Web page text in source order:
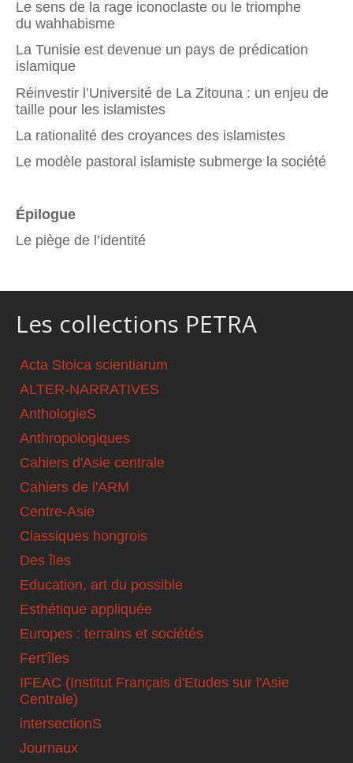
Le sens de la rage iconoclaste ou le triomphe
du wahhabisme
La Tunisie est devenue un pays de prédication
islamique
Réinvestir l’Université de La Zitouna : un enjeu de
taille pour les islamistes
La rationalité des croyances des islamistes
Le modèle pastoral islamiste submerge la société
Épilogue
Le piège de l’identité
Les collections PETRA
Acta Stoica scientiarum
ALTER-NARRATIVES
AnthologieS
Anthropologiques
Cahiers d'Asie centrale
Cahiers de l'ARM
Centre-Asie
Classiques hongrois
Des îles
Education, art du possible
Esthétique appliquée
Europes : terrains et sociétés
Fert'îles
IFEAC (Institut Français d'Etudes sur l'Asie
Centrale)
intersectionS
Journaux